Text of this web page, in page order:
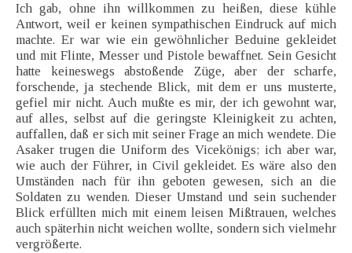
Ich gab, ohne ihn willkommen zu heißen, diese kühle
Antwort, weil er keinen sympathischen Eindruck auf mich
machte. Er war wie ein gewöhnlicher Beduine gekleidet
und mit Flinte, Messer und Pistole bewaffnet. Sein Gesicht
hatte keineswegs abstoßende Züge, aber der scharfe,
forschende, ja stechende Blick, mit dem er uns musterte,
gefiel mir nicht. Auch mußte es mir, der ich gewohnt war,
auf alles, selbst auf die geringste Kleinigkeit zu achten,
auffallen, daß er sich mit seiner Frage an mich wendete. Die
Asaker trugen die Uniform des Vicekönigs; ich aber war,
wie auch der Führer, in Civil gekleidet. Es wäre also den
Umständen nach für ihn geboten gewesen, sich an die
Soldaten zu wenden. Dieser Umstand und sein suchender
Blick erfüllten mich mit einem leisen Mißtrauen, welches
auch späterhin nicht weichen wollte, sondern sich vielmehr
vergrößerte.